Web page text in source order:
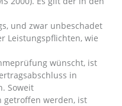
und zwar unbeschadet
Leistungspflichten, wie
wünscht, ist
in
Soweit
getroffen werden, ist